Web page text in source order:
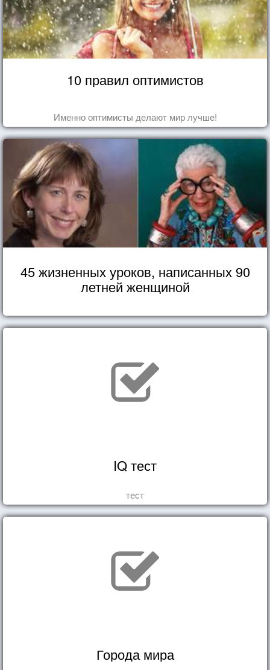
10 правил оптимистов
Именно оптимисты делают мир лучше!
45 жизненных уроков, написанных 90
летней женщиной
IQ тест
тест
Города мира